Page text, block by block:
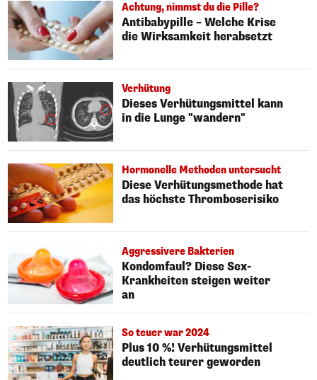
Achtung, nimmst du die Pille?
Antibabypille – Welche Krise
die Wirksamkeit herabsetzt
Verhütung
Dieses Verhütungsmittel kann
in die Lunge "wandern"
Hormonelle Methoden untersucht
Diese Verhütungsmethode hat
das höchste Thromboserisiko
Aggressivere Bakterien
Kondomfaul? Diese Sex-
Krankheiten steigen weiter
an
So teuer war 2024
Plus 10 %! Verhütungsmittel
deutlich teurer geworden